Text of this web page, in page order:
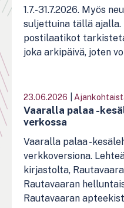
1.7.-31.7.2026. Myös
suljettuina tällä ajalla.
postilaatikot
joka arkipäivä, joten
23.06.2026
Vaaralla palaa -
verkossa
Vaaralla palaa -
verkkoversiona.
kirjastolta,
Rautavaaran
Rautavaaran